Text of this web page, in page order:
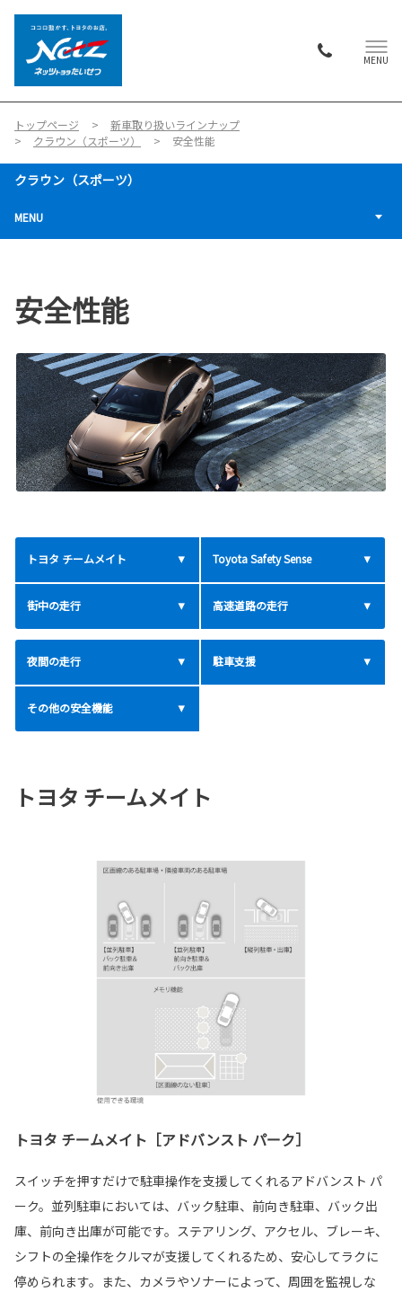
MENU
トップページ
新車取り扱いラインナップ
クラウン（スポーツ）
安全性能
クラウン（スポーツ）
MENU
安全性能
トヨタ チームメイト Toyota Safety Sense
街中の走行 高速道路の走行
夜間の走行 駐車支援
その他の安全機能
トヨタ チームメイト
トヨタ チームメイト［アドバンスト パーク］
スイッチを押すだけで駐車操作を支援してくれるアドバンスト パ
ーク。並列駐車においては、バック駐車、前向き駐車、バック出
庫、前向き出庫が可能です。ステアリング、アクセル、ブレーキ、
シフトの全操作をクルマが支援してくれるため、安心してラクに
停められます。また、カメラやソナーによって、周囲を監視しな